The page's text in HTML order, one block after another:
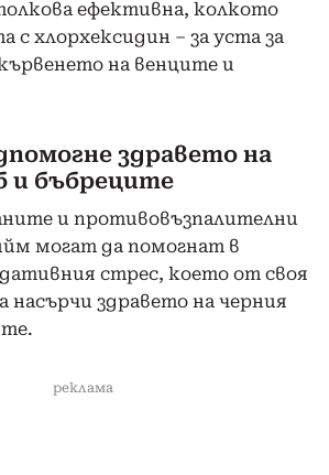
ефективна, колкото
с хлорхексидин – за уста за
на венците и
здравето на
и бъбреците
и противовъзпалителни
могат да помогнат в
стрес, което от своя
насърчи здравето на черния
реклама